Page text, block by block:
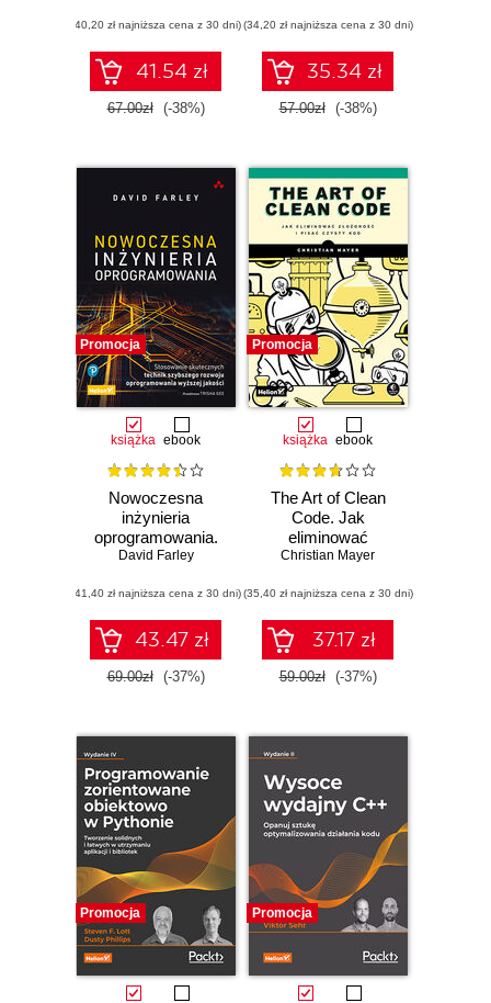
(40,20 zł najniższa cena z 30 dni)
41.54 zł
67.00zł (-38%)
(34,20 zł najniższa cena z 30 dni)
35.34 zł
57.00zł (-38%)
Promocja
książka ebook
Nowoczesna
inżynieria
oprogramowania.
Stosowanie
technik szybszego
rozwoju
oprogramowania
wyższej jakości
David Farley
(41,40 zł najniższa cena z 30 dni)
43.47 zł
69.00zł (-37%)
Promocja
książka ebook
The Art of Clean
Code. Jak
eliminować
złożoność i pisać
Christian Mayer
(35,40 zł najniższa cena z 30 dni)
37.17 zł
59.00zł (-37%)
Promocja Promocja